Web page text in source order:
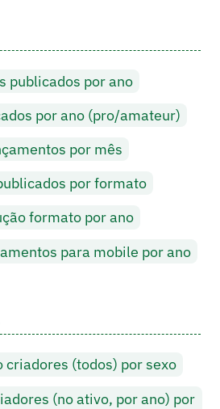
publicados por ano
por ano (pro/amateur)
por mês
por formato
formato por ano
para mobile por ano
criadores (todos) por sexo
(no ativo, por ano) por